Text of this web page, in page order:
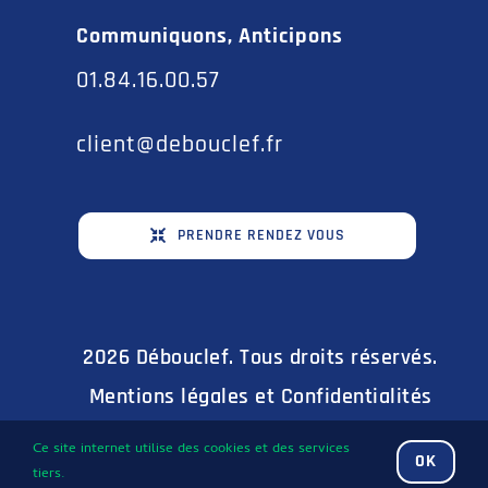
01.84.16.00.57
Mentions légales et Confidentialités
Ce site internet utilise des cookies et des services
tiers.
OK